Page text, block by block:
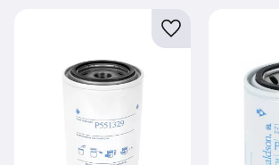
Lägg till i favoriter